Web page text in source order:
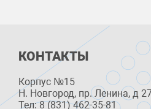
КОНТАКТЫ
Корпус №15
Н. Новгород, пр. Ленина, д
Тел: 8 (831) 462-35-81